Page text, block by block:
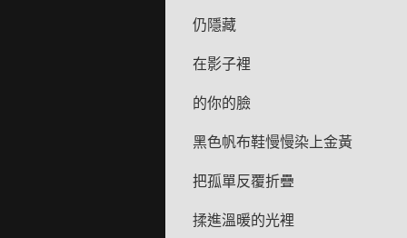
仍隱藏
在影子裡
的你的臉
黑色帆布鞋慢慢染上金黃
把孤單反覆折疊
揉進溫暖的光裡